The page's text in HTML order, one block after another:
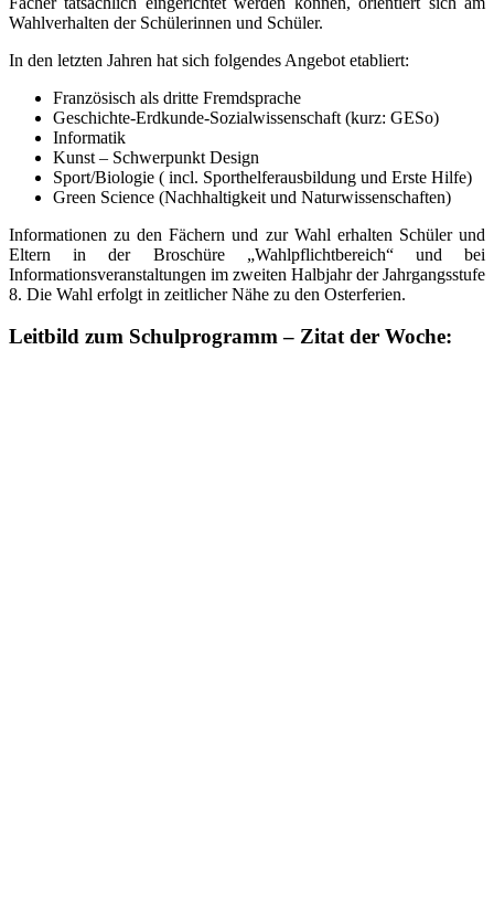
Wahlverhalten der Schülerinnen und Schüler.
In den letzten Jahren hat sich folgendes Angebot etabliert:
Französisch als dritte Fremdsprache
Geschichte-Erdkunde-Sozialwissenschaft (kurz: GESo)
Informatik
Kunst – Schwerpunkt Design
Sport/Biologie ( incl. Sporthelferausbildung und Erste Hilfe)
Green Science (Nachhaltigkeit und Naturwissenschaften)
Informationen zu den Fächern und zur Wahl erhalten Schüler und
Eltern in der Broschüre „Wahlpflichtbereich“ und bei
Informationsveranstaltungen im zweiten Halbjahr der Jahrgangsstufe
8. Die Wahl erfolgt in zeitlicher Nähe zu den Osterferien.
Leitbild zum Schulprogramm – Zitat der Woche: